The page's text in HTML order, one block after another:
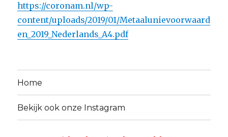
https://coronam.nl/wp-
content/uploads/2019/01/Metaalunievoorwaard
en_2019_Nederlands_A4.pdf
Home
Bekijk ook onze Instagram